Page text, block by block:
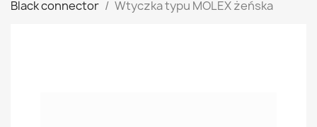
Black connector
Wtyczka typu MOLEX żeńska